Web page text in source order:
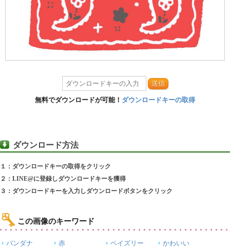
送信
無料でダウンロードが可能！ ダウンロードキーの取得
ダウンロード方法
１：ダウンロードキーの取得をクリック
２：LINE@に登録しダウンロードキーを獲得
３：ダウンロードキーを入力しダウンロードボタンをクリック
この画像のキーワード
バンダナ 赤 ペイズリー
かわいい